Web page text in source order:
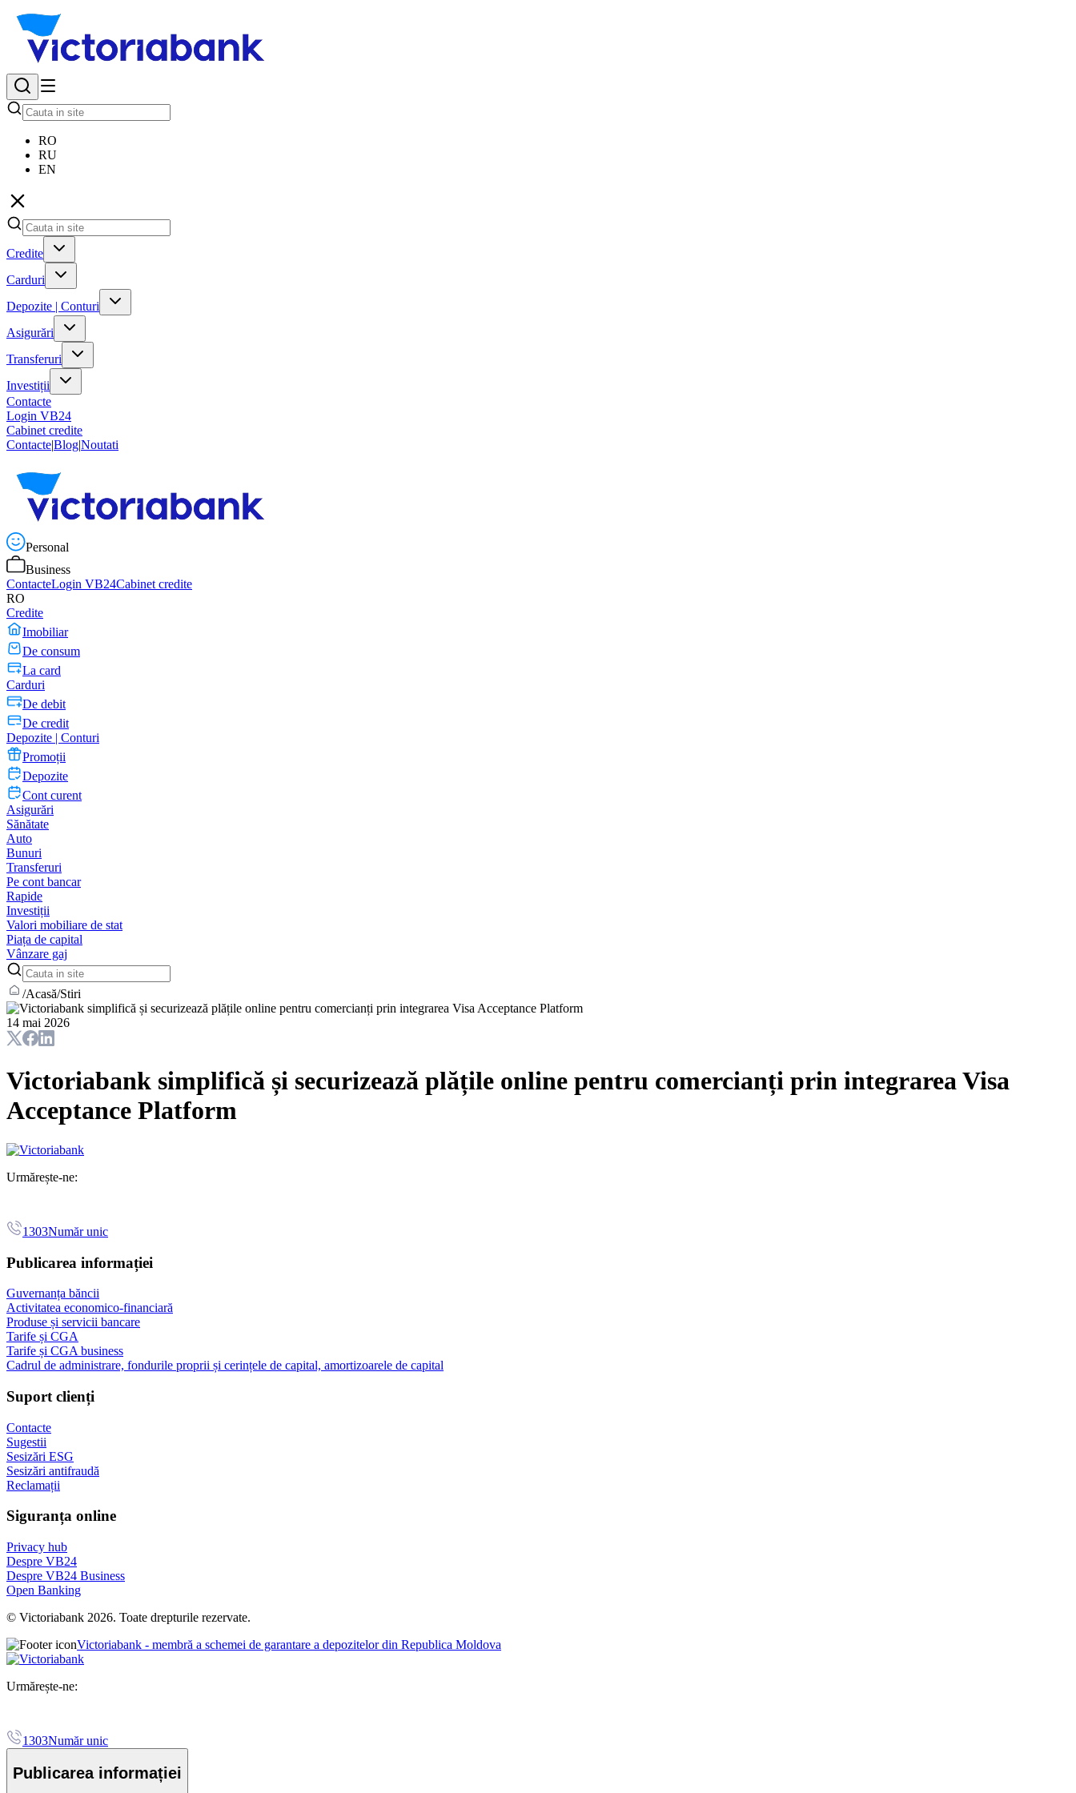
RO
RU
EN
Credite
Carduri
Depozite | Conturi
Asigurări
Transferuri
Investiții
Contacte
Login VB24
Cabinet credite
Contacte|Blog|Noutati
Personal
Business
ContacteLogin VB24Cabinet credite
RO
Credite
Imobiliar
De consum
La card
Carduri
De debit
De credit
Depozite | Conturi
Promoții
Depozite
Cont curent
Asigurări
Sănătate
Auto
Bunuri
Transferuri
Pe cont bancar
Rapide
Investiții
Valori mobiliare de stat
Piața de capital
Vânzare gaj
/Acasă/Stiri
14 mai 2026
Victoriabank simplifică și securizează plățile online pentru comercianți prin integrarea Visa
Acceptance Platform
Urmărește-ne:
1303Număr unic
Publicarea informației
Guvernanța băncii
Activitatea economico-financiară
Produse și servicii bancare
Tarife și CGA
Tarife și CGA business
Cadrul de administrare, fondurile proprii și cerințele de capital, amortizoarele de capital
Suport clienți
Contacte
Sugestii
Sesizări ESG
Sesizări antifraudă
Reclamații
Siguranța online
Privacy hub
Despre VB24
Despre VB24 Business
Open Banking
© Victoriabank 2026. Toate drepturile rezervate.
Victoriabank - membră a schemei de garantare a depozitelor din Republica Moldova
Urmărește-ne:
1303Număr unic
Publicarea informației